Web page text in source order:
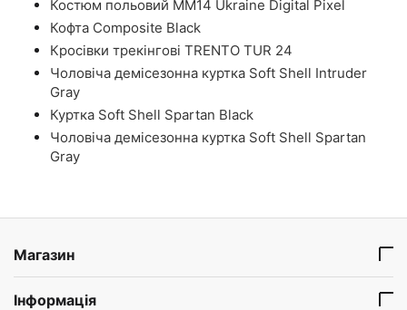
Костюм польовий ММ14 Ukraine Digital Pixel
Кофта Composite Black
Кросівки трекінгові TRENTO TUR 24
Чоловіча демісезонна куртка Soft Shell Intruder
Gray
Куртка Soft Shell Spartan Black
Чоловіча демісезонна куртка Soft Shell Spartan
Gray
Магазин
Інформація